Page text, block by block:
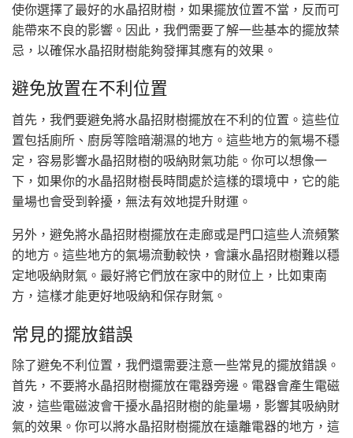
使你選擇了最好的水晶招財樹，如果擺放位置不當，反而可
能帶來不良的影響。因此，我們需要了解一些基本的擺放禁
忌，以確保水晶招財樹能夠發揮其應有的效果。
避免放置在不利位置
首先，我們要避免將水晶招財樹擺放在不利的位置。這些位
置包括廁所、廚房等陰暗潮濕的地方。這些地方的氣場不穩
定，容易影響水晶招財樹的吸納財氣功能。你可以想像一
下，如果你的水晶招財樹長時間處於這樣的環境中，它的能
量場也會受到幹擾，無法有效地提升財運。
另外，避免將水晶招財樹擺放在走廊或是門口這些人流頻繁
的地方。這些地方的氣場流動較快，會讓水晶招財樹難以穩
定地吸納財氣。最好將它們放在家中的財位上，比如東南
方，這樣才能更好地吸納和保存財氣。
常見的擺放錯誤
除了避免不利位置，我們還需要注意一些常見的擺放錯誤。
首先，不要將水晶招財樹擺放在電器旁邊。電器會產生電磁
波，這些電磁波會干擾水晶招財樹的能量場，影響其吸納財
氣的效果。你可以將水晶招財樹擺放在遠離電器的地方，這